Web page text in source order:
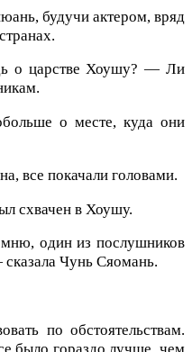
будучи актером, вряд
о царстве Хоушу? — Ли
о месте, куда они
все покачали головами.
схвачен в Хоушу.
один из послушников
Чунь Сяомань.
по обстоятельствам.